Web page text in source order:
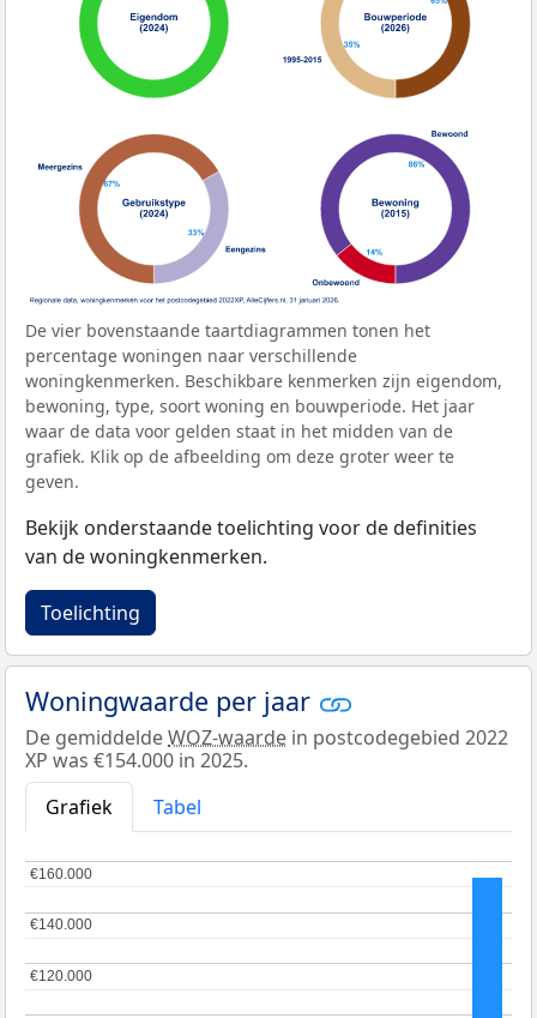
De vier bovenstaande taartdiagrammen tonen het
percentage woningen naar verschillende
woningkenmerken. Beschikbare kenmerken zijn eigendom,
bewoning, type, soort woning en bouwperiode. Het jaar
waar de data voor gelden staat in het midden van de
grafiek. Klik op de afbeelding om deze groter weer te
geven.
Bekijk onderstaande toelichting voor de definities
van de woningkenmerken.
Toelichting
Woningwaarde per jaar
De gemiddeldeWOZ-waarde in postcodegebied 2022
XP was €154.000 in 2025.
Grafiek
Tabel
€120.000
€120.000
€140.000
€140.000
€160.000
€160.000